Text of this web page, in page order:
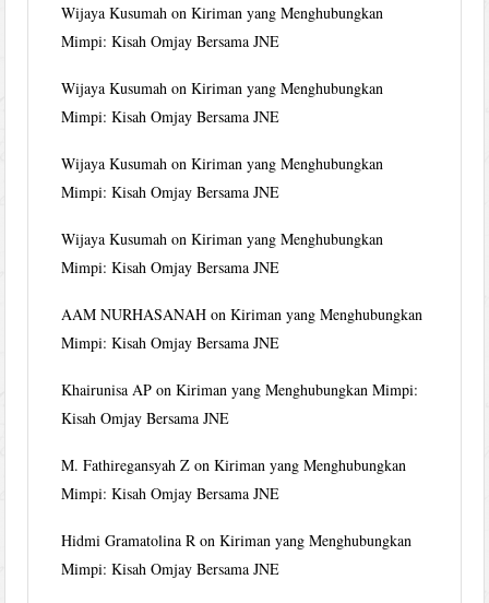
Wijaya Kusumah onKiriman yang Menghubungkan
Mimpi: Kisah Omjay Bersama JNE
Wijaya Kusumah onKiriman yang Menghubungkan
Mimpi: Kisah Omjay Bersama JNE
Wijaya Kusumah onKiriman yang Menghubungkan
Mimpi: Kisah Omjay Bersama JNE
Wijaya Kusumah onKiriman yang Menghubungkan
Mimpi: Kisah Omjay Bersama JNE
AAM NURHASANAH onKiriman yang Menghubungkan
Mimpi: Kisah Omjay Bersama JNE
Khairunisa AP onKiriman yang Menghubungkan Mimpi:
Kisah Omjay Bersama JNE
M. Fathiregansyah Z onKiriman yang Menghubungkan
Mimpi: Kisah Omjay Bersama JNE
Hidmi Gramatolina R onKiriman yang Menghubungkan
Mimpi: Kisah Omjay Bersama JNE